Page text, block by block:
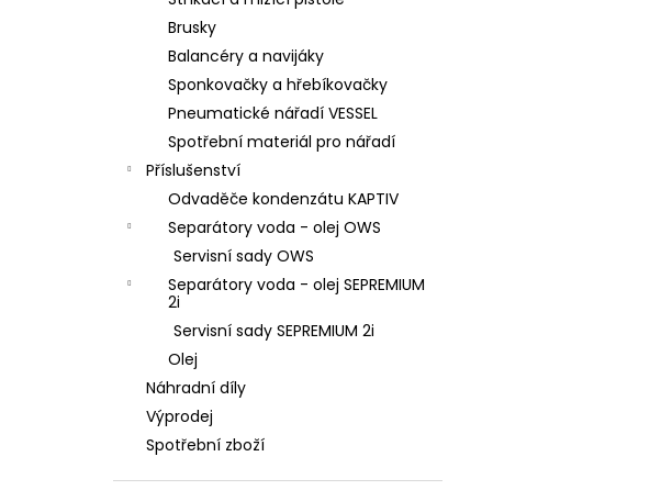
Brusky
Balancéry a navijáky
Sponkovačky a hřebíkovačky
Pneumatické nářadí VESSEL
Spotřební materiál pro nářadí
Příslušenství
Odvaděče kondenzátu KAPTIV
Separátory voda - olej OWS
Servisní sady OWS
Separátory voda - olej SEPREMIUM
2i
Servisní sady SEPREMIUM 2i
Olej
Náhradní díly
Výprodej
Spotřební zboží